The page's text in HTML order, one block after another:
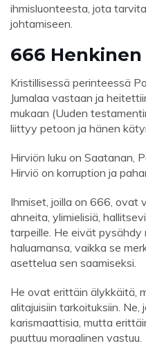
ihmisluonteesta, jota
johtamiseen.
666
Kristillisessä perinteessä
Jumalaa vastaan ​​ja
mukaan (Uuden
liittyy petoon ja hänen
Hirviön luku on Saatanan,
Hirviö on korruption ja
Ihmiset, joilla on 666, ovat
ahneita, ylimielisiä,
tarpeille. He eivät
haluamansa, vaikka se
asettelua sen saamiseksi.
He ovat erittäin älykkäitä,
alitajuisiin tarkoituksiin.
karismaattisia, mutta
puuttuu moraalinen vastuu.